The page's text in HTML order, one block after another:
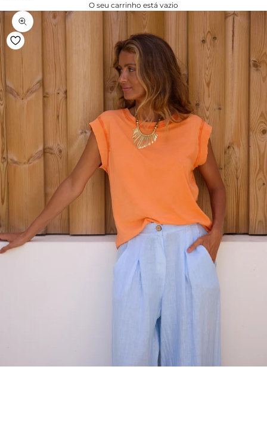
O seu carrinho está vazio
Zoom na imagem